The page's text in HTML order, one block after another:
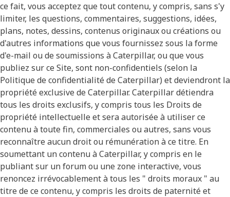
ce fait, vous acceptez que tout contenu, y compris, sans s'y
limiter, les questions, commentaires, suggestions, idées,
plans, notes, dessins, contenus originaux ou créations ou
d'autres informations que vous fournissez sous la forme
d'e-mail ou de soumissions à Caterpillar, ou que vous
publiez sur ce Site, sont non-confidentiels (selon la
Politique de confidentialité de Caterpillar) et deviendront la
propriété exclusive de Caterpillar. Caterpillar détiendra
tous les droits exclusifs, y compris tous les Droits de
propriété intellectuelle et sera autorisée à utiliser ce
contenu à toute fin, commerciales ou autres, sans vous
reconnaître aucun droit ou rémunération à ce titre. En
soumettant un contenu à Caterpillar, y compris en le
publiant sur un forum ou une zone interactive, vous
renoncez irrévocablement à tous les " droits moraux " au
titre de ce contenu, y compris les droits de paternité et